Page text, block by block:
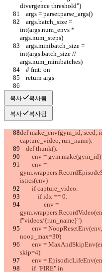
divergence threshold")
    args = parser.parse_args()
int(args.num_envs *
args.num_steps)
int(args.batch_size //
args.num_minibatches)
    # fmt: on
    return args
복사 복사됨
복사 복사됨
def make_env(gym_id, seed,
capture_video, run_name):
    def thunk():
        env = gym.make(gym_id)
istics(env)
        if capture_video:
            if idx == 0:
f"videos/{run_name}")
noop_max=30)
skip=4)
env =